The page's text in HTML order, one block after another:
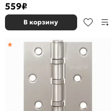
559₽
В корзину